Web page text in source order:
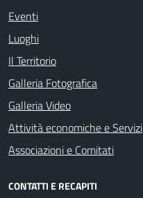
Eventi
Luoghi
Il Territorio
Galleria Fotografica
Galleria Video
Attività economiche e Servizi
Associazioni e Comitati
CONTATTI E RECAPITI